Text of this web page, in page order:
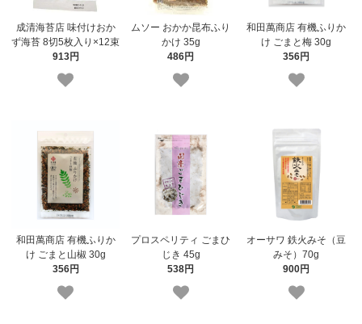
成清海苔店 味付けおか
ず海苔 8切5枚入り×12束
913円
ムソー おかか昆布ふり
かけ 35g
486円
和田萬商店 有機ふりか
け ごまと梅 30g
356円
和田萬商店 有機ふりか
け ごまと山椒 30g
356円
プロスペリティ ごまひ
じき 45g
538円
オーサワ 鉄火みそ（豆
みそ）70g
900円